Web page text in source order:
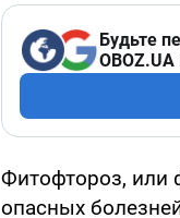
Будьте
Фитофтороз, или
опасных